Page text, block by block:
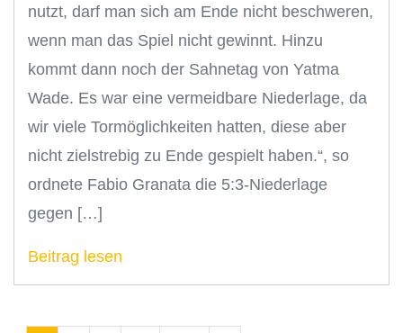
nutzt, darf man sich am Ende nicht beschweren,
wenn man das Spiel nicht gewinnt. Hinzu
kommt dann noch der Sahnetag von Yatma
Wade. Es war eine vermeidbare Niederlage, da
wir viele Tormöglichkeiten hatten, diese aber
nicht zielstrebig zu Ende gespielt haben.“, so
ordnete Fabio Granata die 5:3-Niederlage
gegen […]
Beitrag lesen